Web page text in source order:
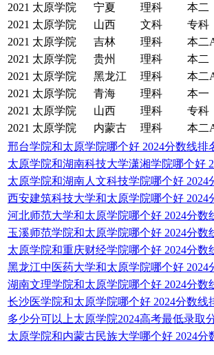
2021 太原学院 宁夏 理科 本二
2021 太原学院 山西 文科 专科
2021 太原学院 吉林 理科 本二
2021 太原学院 贵州 理科 本二
2021 太原学院 黑龙江 理科 本二
2021 太原学院 青海 理科 本一
2021 太原学院 山西 理科 专科
2021 太原学院 内蒙古 理科 本二
邢台学院和太原学院哪个好 2024分数线排
太原学院和湖南科技大学潇湘学院哪个好
太原学院和湖南人文科技学院哪个好 2024
西安建筑科技大学和太原学院哪个好 2024
河北师范大学和太原学院哪个好 2024分数
玉溪师范学院和太原学院哪个好 2024分数
太原学院和重庆财经学院哪个好 2024分数
黑龙江中医药大学和太原学院哪个好 2024
湖南文理学院和太原学院哪个好 2024分数
长沙医学院和太原学院哪个好 2024分数线
多少分可以上太原学院2024高考最低录取
太原学院和内蒙古民族大学哪个好 2024分